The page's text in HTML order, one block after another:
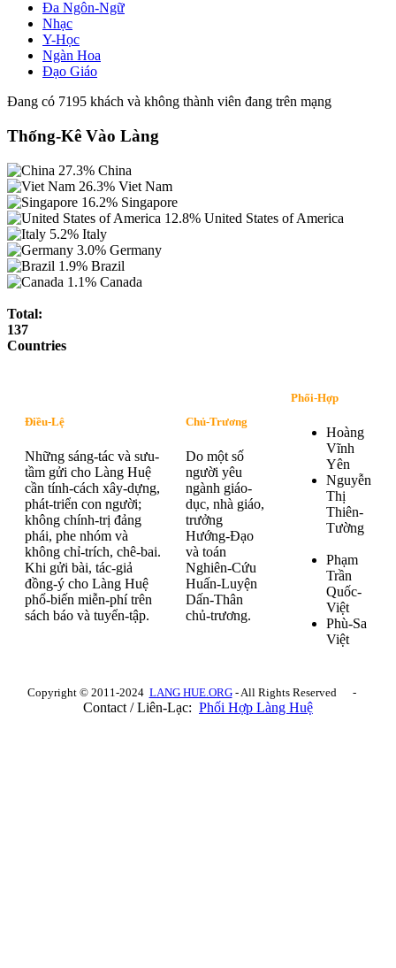
Đa Ngôn-Ngữ
Nhạc
Y-Học
Ngàn Hoa
Đạo Giáo
Đang có 7195 khách và không thành viên đang trên mạng
Thống-Kê Vào Làng
27.3% China
26.3% Viet Nam
16.2% Singapore
12.8% United States of America
5.2% Italy
3.0% Germany
1.9% Brazil
1.1% Canada
Total:
137
Countries
Điều-Lệ
Những sáng-tác và sưu-
tầm gửi cho Làng Huệ
cần tính-cách xây-dựng,
phát-triển con người;
không chính-trị đảng
phái, phe nhóm và
không chỉ-trích, chê-bai.
Khi gửi bài, tác-giả
đồng-ý cho Làng Huệ
phổ-biến miễn-phí trên
sách báo và tuyển-tập.
Chủ-Trương
Do một số
người yêu
ngành giáo-
dục, nhà giáo,
trưởng
Hướng-Đạo
và toán
Nghiên-Cứu
Huấn-Luyện
Dấn-Thân
chủ-trương.
Phối-Hợp
Hoàng
Vĩnh
Yên
Nguyễn
Thị
Thiên-
Tường
Phạm
Trần
Quốc-
Việt
Phù-Sa
Việt
Copyright © 2011-2024 LANG HUE.ORG- All Rights Reserved -
Contact / Liên-Lạc: Phối Hợp Làng Huệ